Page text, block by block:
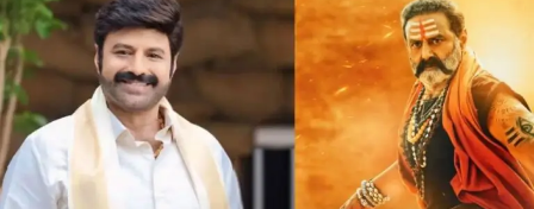
email